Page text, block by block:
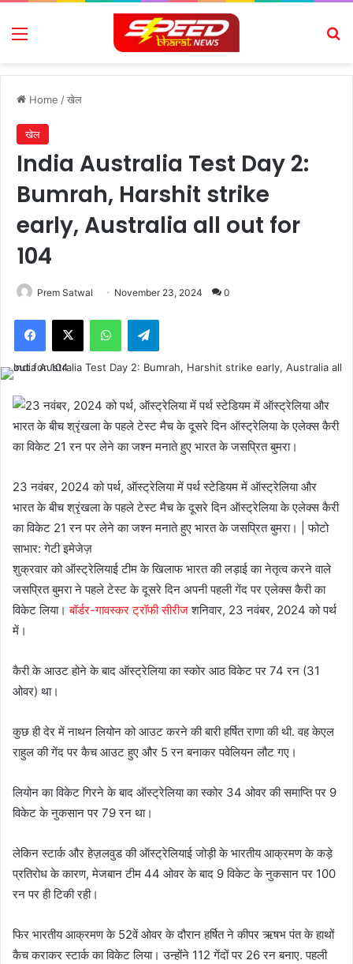
Menu
Home /खेल
खेल
India Australia Test Day 2:
Bumrah, Harshit strike
early, Australia all out for
104
Prem Satwal November 23, 2024 0
Facebook
X WhatsAppTelegram
23 नवंबर, 2024 को पर्थ, ऑस्ट्रेलिया में पर्थ स्टेडियम में ऑस्ट्रेलिया और
भारत के बीच श्रृंखला के पहले टेस्ट मैच के दूसरे दिन ऑस्ट्रेलिया के एलेक्स कैरी
का विकेट 21 रन पर लेने का जश्न मनाते हुए भारत के जसप्रित बुमरा। | फोटो
साभार: गेटी इमेजेज़
शुक्रवार को ऑस्ट्रेलियाई टीम के खिलाफ भारत की लड़ाई का नेतृत्व करने वाले
जसप्रित बुमरा ने पहले टेस्ट के दूसरे दिन अपनी पहली गेंद पर एलेक्स कैरी का
विकेट लिया।बॉर्डर-गावस्कर ट्रॉफी सीरीजशनिवार, 23 नवंबर, 2024 को पर्थ
में।
कैरी के आउट होने के बाद ऑस्ट्रेलिया का स्कोर आठ विकेट पर 74 रन (31
ओवर) था।
कुछ ही देर में नाथन लियोन को आउट करने की बारी हर्षित राणा की थी. वह केएल
राहुल की गेंद पर कैच आउट हुए और 5 रन बनाकर पवेलियन लौट गए।
लियोन का विकेट गिरने के बाद ऑस्ट्रेलिया का स्कोर 34 ओवर की समाप्ति पर 9
विकेट के नुकसान पर 79 रन था।
लेकिन स्टार्क और हेज़लवुड की ऑस्ट्रेलियाई जोड़ी के भारतीय आक्रमण के कड़े
प्रतिरोध के कारण, मेजबान टीम 44 ओवर के बाद 9 विकेट के नुकसान पर 100
रन पर ही टिकी रही।
फिर भारतीय आक्रमण के 52वें ओवर के दौरान हर्षित ने कीपर ऋषभ पंत के हाथों
कैच कराकर स्टार्क का विकेट लिया। उन्होंने 112 गेंदों पर 26 रन बनाए. पहली